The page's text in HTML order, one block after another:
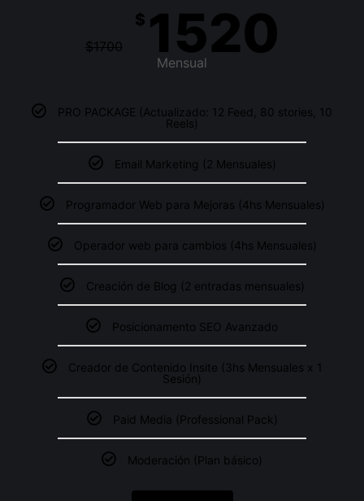
$1700
$ 1520
Mensual
PRO PACKAGE (Actualizado: 12 Feed, 80 stories, 10
Reels)
Email Marketing (2 Mensuales)
Programador Web para Mejoras (4hs Mensuales)
Operador web para cambios (4hs Mensuales)
Creación de Blog (2 entradas mensuales)
Posicionamento SEO Avanzado
Creador de Contenido Insite (3hs Mensuales x 1
Sesión)
Paid Media (Professional Pack)
Moderación (Plan básico)